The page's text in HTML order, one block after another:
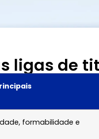
ligas de
formabilidade e